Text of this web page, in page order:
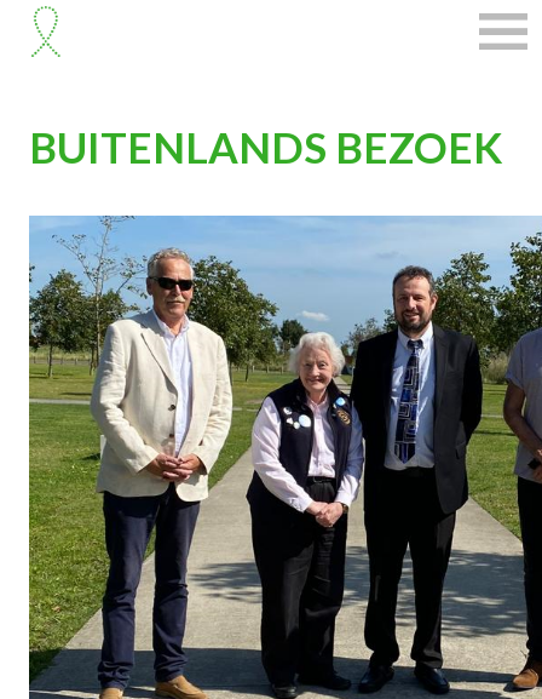
BUITENLANDS BEZOEK